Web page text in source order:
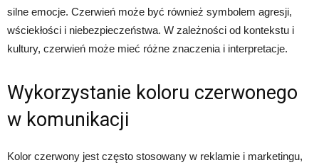
silne emocje. Czerwień może być również symbolem agresji,
wściekłości i niebezpieczeństwa. W zależności od kontekstu i
kultury, czerwień może mieć różne znaczenia i interpretacje.
Wykorzystanie koloru czerwonego
w komunikacji
Kolor czerwony jest często stosowany w reklamie i marketingu,